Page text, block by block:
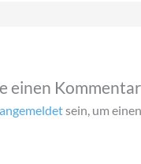
einen Kommentar
angemeldetsein, um